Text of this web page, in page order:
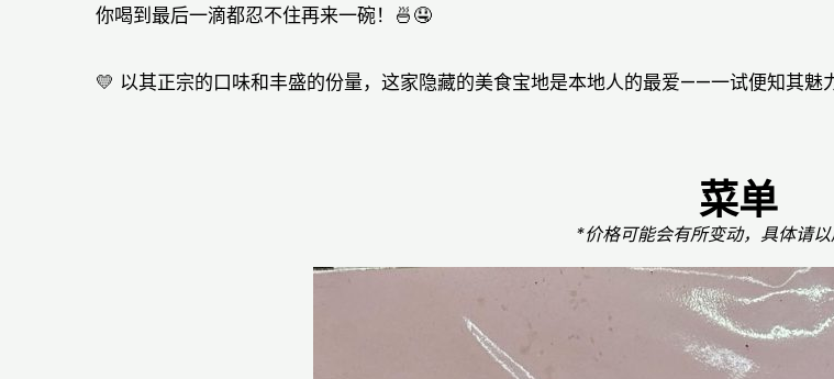
你喝到最后一滴都忍不住再来一碗！🍜🤤
💛 以其正宗的口味和丰盛的份量，这家隐藏的美食宝地是本地人的最爱——一试便知其魅
菜单
*价格可能会有所变动，具体请